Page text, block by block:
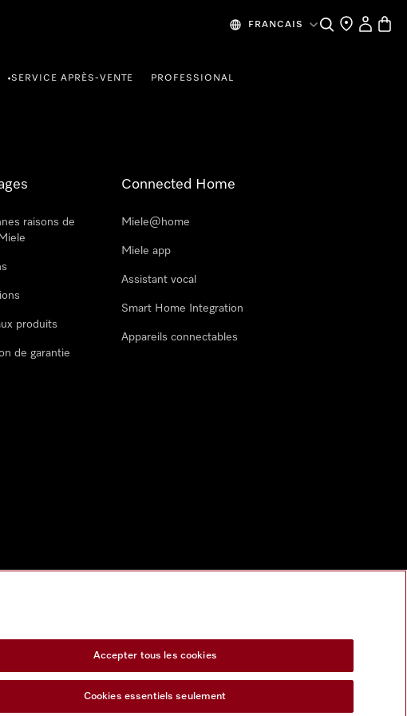
FRANCAIS Recherche
MesPanier
•SERVICE APRÈS-VENTE PROFESSIONAL
raisons de
produits
de garantie
Connected Home
Miele@home
Miele app
Assistant vocal
Smart Home Integration
Appareils connectables
Formulaire de rétractation
Accepter tous les cookies
Cookies essentiels seulement